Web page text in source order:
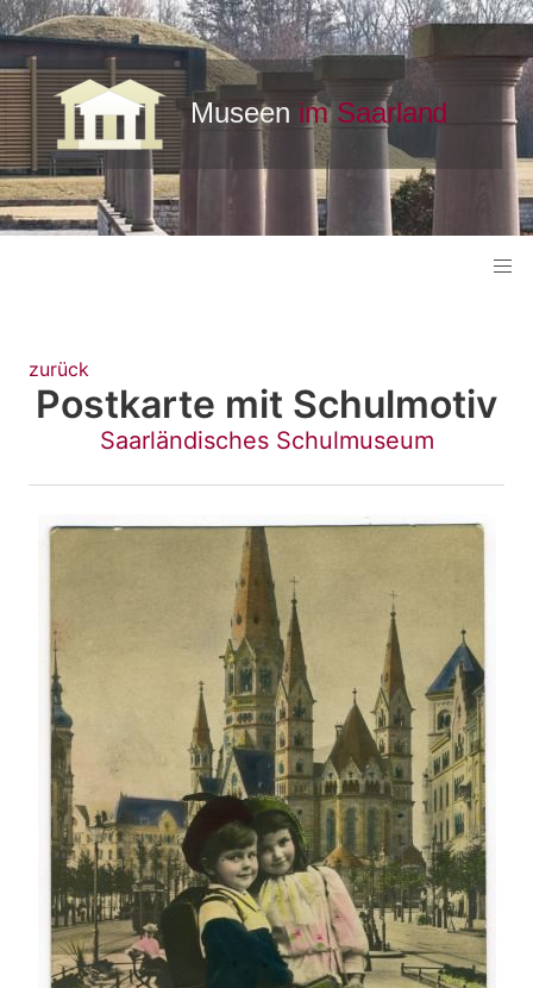
zurück
Postkarte mit Schulmotiv
Saarländisches Schulmuseum